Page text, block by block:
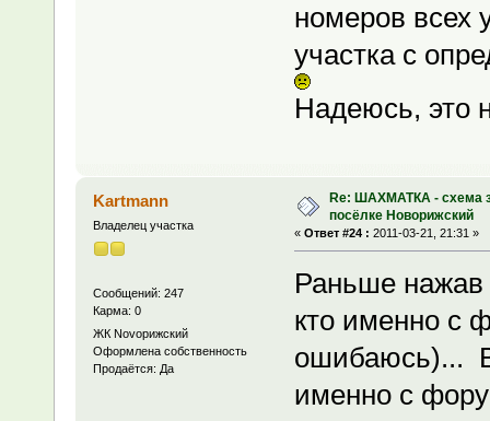
номеров всех
участка с
Надеюсь, это
Kartmann
Владелец участка
Сообщений: 247
Карма: 0
ЖК Novoрижский
Оформлена собственность
Продаётся: Да
Re: ШАХМАТКА - схема
посёлке Новорижский
« Ответ #24 : 2011-03-21, 21:31 »
Раньше
кто именно с
ошибаюсь)...
именно с